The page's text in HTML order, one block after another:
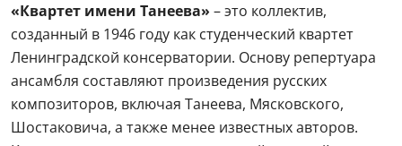
«Квартет имени Танеева» – это коллектив,
созданный в 1946 году как студенческий квартет
Ленинградской консерватории. Основу репертуара
ансамбля составляют произведения русских
композиторов, включая Танеева, Мясковского,
Шостаковича, а также менее известных авторов.